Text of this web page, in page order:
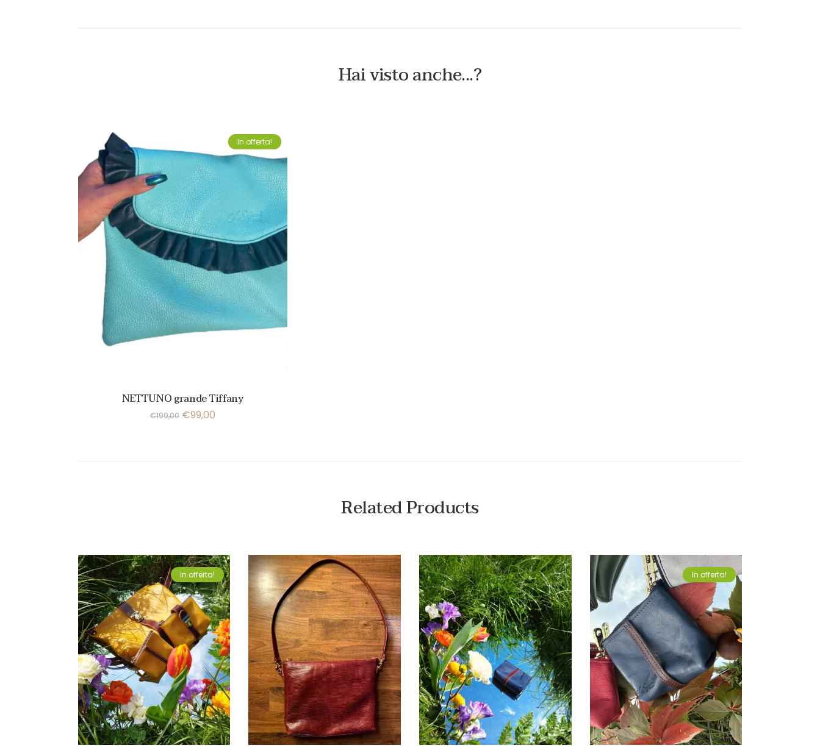
Hai visto anche...?
In offerta!
NETTUNO grande Tiffany
€199,00 €99,00
Related Products
In offerta! In offerta!